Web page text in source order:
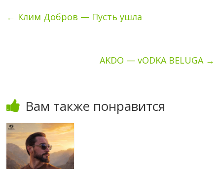
← Клим Добров — Пусть ушла
AKDO — vODKA BELUGA →
Вам также понравится